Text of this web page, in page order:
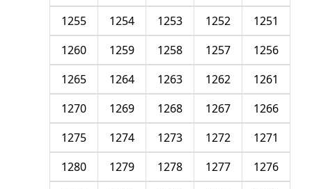
1251
1252
1253
1254
1255
1256
1257
1258
1259
1260
1261
1262
1263
1264
1265
1266
1267
1268
1269
1270
1271
1272
1273
1274
1275
1276
1277
1278
1279
1280